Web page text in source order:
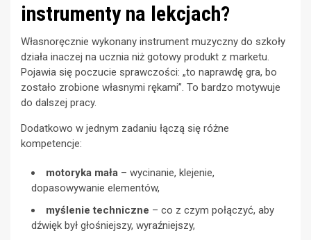
instrumenty na lekcjach?
Własnoręcznie wykonany instrument muzyczny do szkoły
działa inaczej na ucznia niż gotowy produkt z marketu.
Pojawia się poczucie sprawczości: „to naprawdę gra, bo
zostało zrobione własnymi rękami”. To bardzo motywuje
do dalszej pracy.
Dodatkowo w jednym zadaniu łączą się różne
kompetencje:
motoryka mała – wycinanie, klejenie,
dopasowywanie elementów,
myślenie techniczne – co z czym połączyć, aby
dźwięk był głośniejszy, wyraźniejszy,